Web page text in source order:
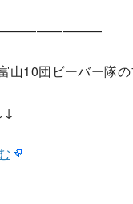
山10団ビーバー隊